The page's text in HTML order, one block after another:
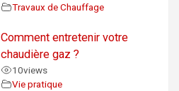
Travaux de Chauffage
Comment entretenir votre
chaudière gaz ?
10views
Vie pratique